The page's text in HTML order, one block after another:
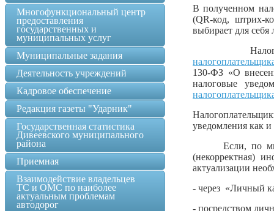
В полученном
(QR-код, штрих-
выбирает для
130-ФЗ «О
налоговые
уведомления как
Если, по
(некорректная)
актуализации
- через «Личный
- посредством
Многофункциональный центр
предоставления
государственных и
муниципальных услуг
Муниципальные задания
Деятельность учреждений
Кадровое обеспечение
Редакция газеты "Ударник"
Государственная статистика
Дивеевского муниципального
района
Приемная
Взаимодействие владельцев
ТС и ОМС по наиболее
актуальным проблемам
автодорог